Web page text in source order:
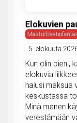
Elokuvien
5. elokuuta
Kun olin pieni,
elokuvia
halusi maksua
keskustassa
Minä menen
verestämään